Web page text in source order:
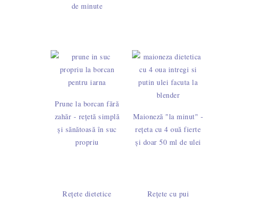
de minute
Prune la borcan fără
zahăr - rețetă simplă
și sănătoasă în suc
propriu
Maioneză "la minut" -
rețeta cu 4 ouă fierte
și doar 50 ml de ulei
Rețete dietetice Rețete cu pui